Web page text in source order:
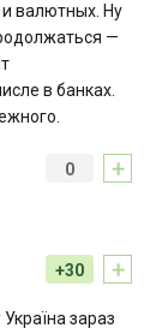
валютных. Ну
—
в банках.
+
0
+
+30
Україна зараз